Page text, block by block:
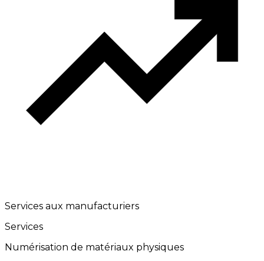
Services aux manufacturiers
Services
Numérisation de matériaux physiques